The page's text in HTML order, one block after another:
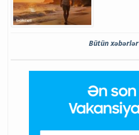
Bütün xəbərlər